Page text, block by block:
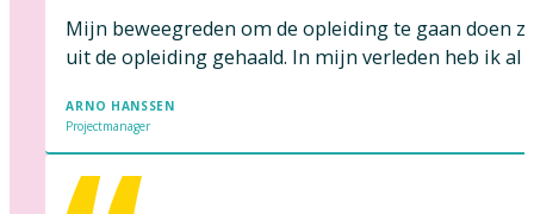
Mijn beweegreden om de opleiding te gaan doen
uit de opleiding gehaald. In mijn verleden heb ik
ARNO HANSSEN
Projectmanager